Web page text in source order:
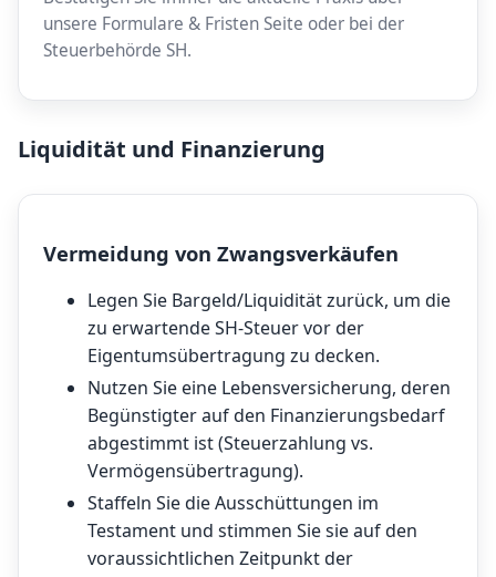
unsere Formulare & FristenSeite oder bei der
Steuerbehörde SH.
Liquidität und Finanzierung
Vermeidung von Zwangsverkäufen
Legen Sie Bargeld/Liquidität zurück, um die
zu erwartende SH-Steuer vor der
Eigentumsübertragung zu decken.
Nutzen Sie eine Lebensversicherung, deren
Begünstigter auf den Finanzierungsbedarf
abgestimmt ist (Steuerzahlung vs.
Vermögensübertragung).
Staffeln Sie die Ausschüttungen im
Testament und stimmen Sie sie auf den
voraussichtlichen Zeitpunkt der